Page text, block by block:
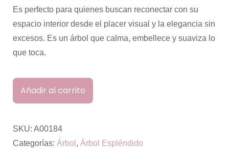
Es perfecto para quienes buscan reconectar con su
espacio interior desde el placer visual y la elegancia sin
excesos. Es un árbol que calma, embellece y suaviza lo
que toca.
Añadir al carrito
SKU: A00184
Categorías: Árbol , Árbol Espléndido